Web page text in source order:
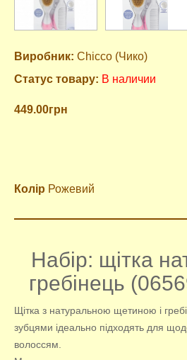
Виробник: Chicco (Чико)
Статус товару: В наличии
449.00грн
Колір Рожевий
Набір: щітка
гребінець
Щітка з натуральною щетиною і
зубцями ідеально підходять для
волоссям.